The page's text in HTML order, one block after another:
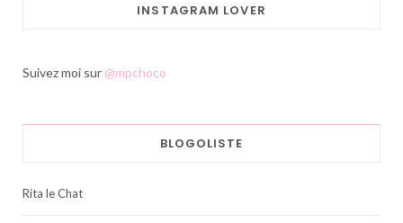
INSTAGRAM LOVER
Suivez moi sur @mpchoco
BLOGOLISTE
Rita le Chat